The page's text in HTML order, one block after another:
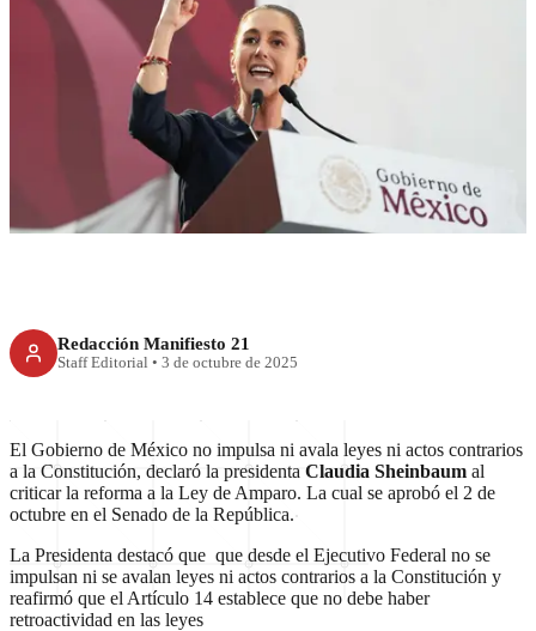
RECIENTE
Sheinbaum pide a legisladores
corregir Ley de Amparo
Redacción Manifiesto 21
Staff Editorial • 3 de octubre de 2025
El Gobierno de México no impulsa ni avala leyes ni actos contrarios
a la Constitución, declaró la presidenta Claudia Sheinbaum al
criticar la reforma a la Ley de Amparo. La cual se aprobó el 2 de
octubre en el Senado de la República.
La Presidenta destacó que que desde el Ejecutivo Federal no se
impulsan ni se avalan leyes ni actos contrarios a la Constitución y
reafirmó que el Artículo 14 establece que no debe haber
retroactividad en las leyes